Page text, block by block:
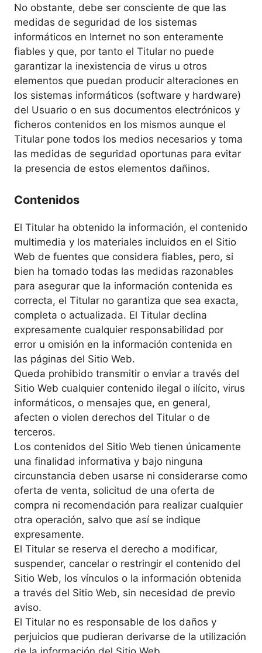
No obstante, debe ser consciente de que las
medidas de seguridad de los sistemas
informáticos en Internet no son enteramente
fiables y que, por tanto el Titular no puede
garantizar la inexistencia de virus u otros
elementos que puedan producir alteraciones en
los sistemas informáticos (software y hardware)
del Usuario o en sus documentos electrónicos y
ficheros contenidos en los mismos aunque el
Titular pone todos los medios necesarios y toma
las medidas de seguridad oportunas para evitar
la presencia de estos elementos dañinos.
Contenidos
El Titular ha obtenido la información, el contenido
multimedia y los materiales incluidos en el Sitio
Web de fuentes que considera fiables, pero, si
bien ha tomado todas las medidas razonables
para asegurar que la información contenida es
correcta, el Titular no garantiza que sea exacta,
completa o actualizada. El Titular declina
expresamente cualquier responsabilidad por
error u omisión en la información contenida en
las páginas del Sitio Web.
Queda prohibido transmitir o enviar a través del
Sitio Web cualquier contenido ilegal o ilícito, virus
informáticos, o mensajes que, en general,
afecten o violen derechos del Titular o de
terceros.
Los contenidos del Sitio Web tienen únicamente
una finalidad informativa y bajo ninguna
circunstancia deben usarse ni considerarse como
oferta de venta, solicitud de una oferta de
compra ni recomendación para realizar cualquier
otra operación, salvo que así se indique
expresamente.
El Titular se reserva el derecho a modificar,
suspender, cancelar o restringir el contenido del
Sitio Web, los vínculos o la información obtenida
a través del Sitio Web, sin necesidad de previo
aviso.
El Titular no es responsable de los daños y
perjuicios que pudieran derivarse de la utilización